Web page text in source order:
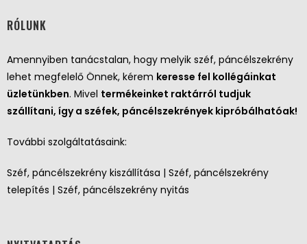
RÓLUNK
Amennyiben tanácstalan, hogy melyik széf, páncélszekrény
lehet megfelelő Önnek, kérem keresse fel kollégáinkat
üzletünkben. Mivel termékeinket raktárról tudjuk
szállítani, így a széfek, páncélszekrények kipróbálhatóak!
További szolgáltatásaink:
Széf, páncélszekrény kiszállítása | Széf, páncélszekrény
telepítés | Széf, páncélszekrény nyitás